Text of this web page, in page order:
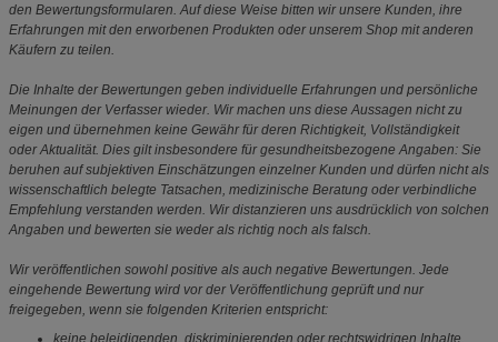
den Bewertungsformularen. Auf diese Weise bitten wir unsere Kunden, ihre
Erfahrungen mit den erworbenen Produkten oder unserem Shop mit anderen
Käufern zu teilen.
Die Inhalte der Bewertungen geben individuelle Erfahrungen und persönliche
Meinungen der Verfasser wieder. Wir machen uns diese Aussagen nicht zu
eigen und übernehmen keine Gewähr für deren Richtigkeit, Vollständigkeit
oder Aktualität. Dies gilt insbesondere für gesundheitsbezogene Angaben: Sie
beruhen auf subjektiven Einschätzungen einzelner Kunden und dürfen nicht als
wissenschaftlich belegte Tatsachen, medizinische Beratung oder verbindliche
Empfehlung verstanden werden. Wir distanzieren uns ausdrücklich von solchen
Angaben und bewerten sie weder als richtig noch als falsch.
Wir veröffentlichen sowohl positive als auch negative Bewertungen. Jede
eingehende Bewertung wird vor der Veröffentlichung geprüft und nur
freigegeben, wenn sie folgenden Kriterien entspricht: